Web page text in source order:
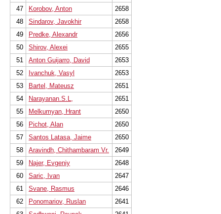
47
Korobov, Anton
2658
48
Sindarov, Javokhir
2658
49
Predke, Alexandr
2656
50
Shirov, Alexei
2655
51
Anton Guijarro, David
2653
52
Ivanchuk, Vasyl
2653
53
Bartel, Mateusz
2651
54
Narayanan.S.L,
2651
55
Melkumyan, Hrant
2650
56
Pichot, Alan
2650
57
Santos Latasa, Jaime
2650
58
Aravindh, Chithambaram Vr.
2649
59
Najer, Evgeniy
2648
60
Saric, Ivan
2647
61
Svane, Rasmus
2646
62
Ponomariov, Ruslan
2641